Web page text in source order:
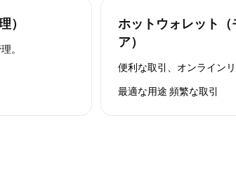
）
。
ホットウォレット
ア）
便利な取引、オンラインリ
最適な用途 頻繁な取引